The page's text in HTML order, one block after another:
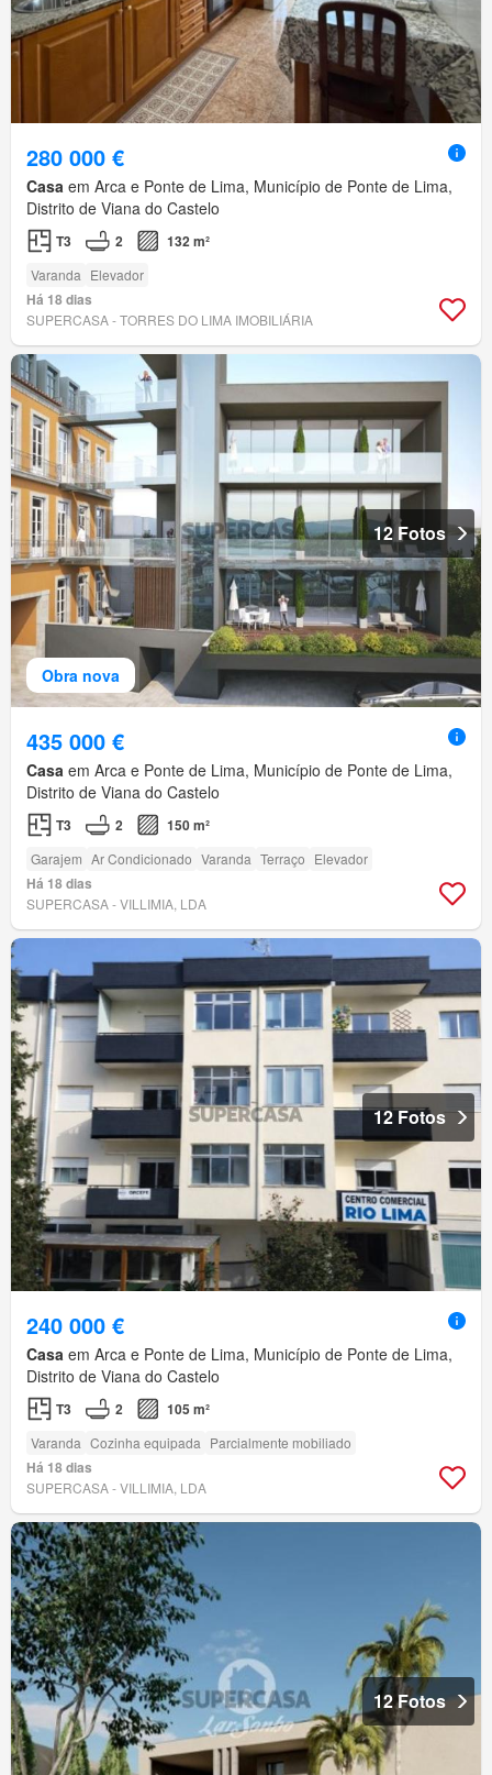
280 000 €
Casa em Arca e Ponte de Lima, Município de Ponte de Lima,
Distrito de Viana do Castelo
T3 2 132 m²
Varanda Elevador
Há 18 dias
SUPERCASA - TORRES DO LIMA IMOBILIÁRIA
Obra nova
12 Fotos
435 000 €
Casa em Arca e Ponte de Lima, Município de Ponte de Lima,
Distrito de Viana do Castelo
T3 2 150 m²
Garajem Ar Condicionado Varanda Terraço Elevador
Há 18 dias
SUPERCASA - VILLIMIA, LDA
12 Fotos
240 000 €
Casa em Arca e Ponte de Lima, Município de Ponte de Lima,
Distrito de Viana do Castelo
T3 2 105 m²
Varanda Cozinha equipada Parcialmente mobiliado
Há 18 dias
SUPERCASA - VILLIMIA, LDA
12 Fotos